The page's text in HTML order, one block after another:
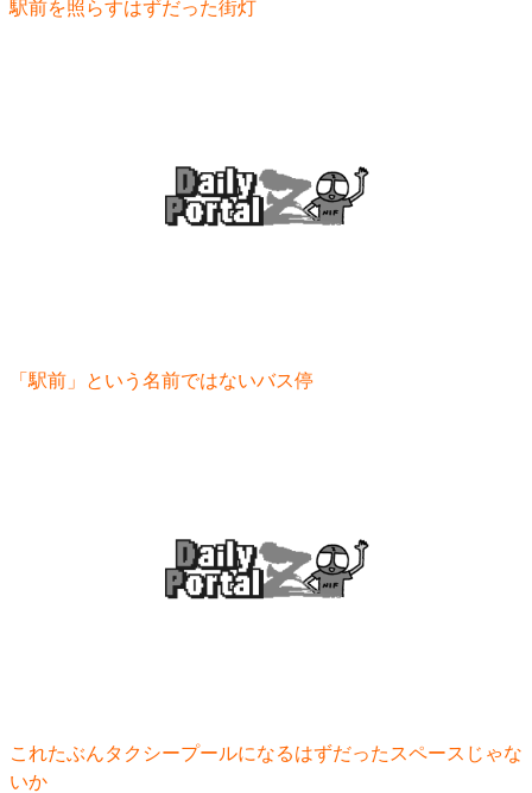
駅前を照らすはずだった街灯
「駅前」という名前ではないバス停
これたぶんタクシープールになるはずだったスペースじゃな
いか